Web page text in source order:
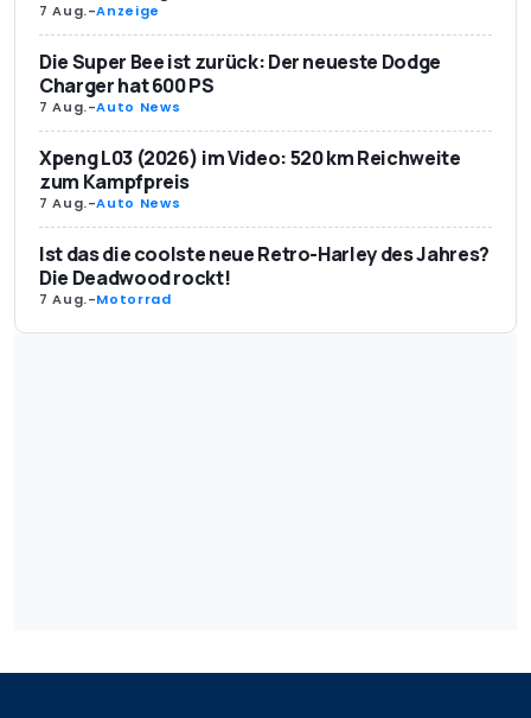
7 Aug.-Anzeige
Die Super Bee ist zurück: Der neueste Dodge
Charger hat 600 PS
7 Aug.-Auto News
Xpeng L03 (2026) im Video: 520 km Reichweite
zum Kampfpreis
7 Aug.-Auto News
Ist das die coolste neue Retro-Harley des Jahres?
Die Deadwood rockt!
7 Aug.-Motorrad